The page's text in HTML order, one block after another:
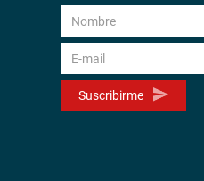
Suscribirme